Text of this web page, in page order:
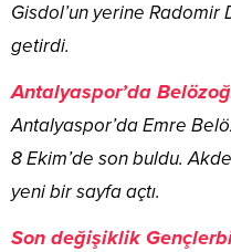
Gisdol’un yerine Radomir
getirdi.
Antalyaspor’da
Antalyaspor’da Emre
8 Ekim’de son buldu.
yeni bir sayfa açtı.
Son değişiklik